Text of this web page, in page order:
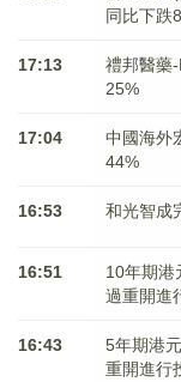
同比下跌
17:13
禮邦醫藥
25%
17:04
中國海外
44%
16:53 和光智成
16:51
10年期港
過重開進
16:43
5年期港
重開進行